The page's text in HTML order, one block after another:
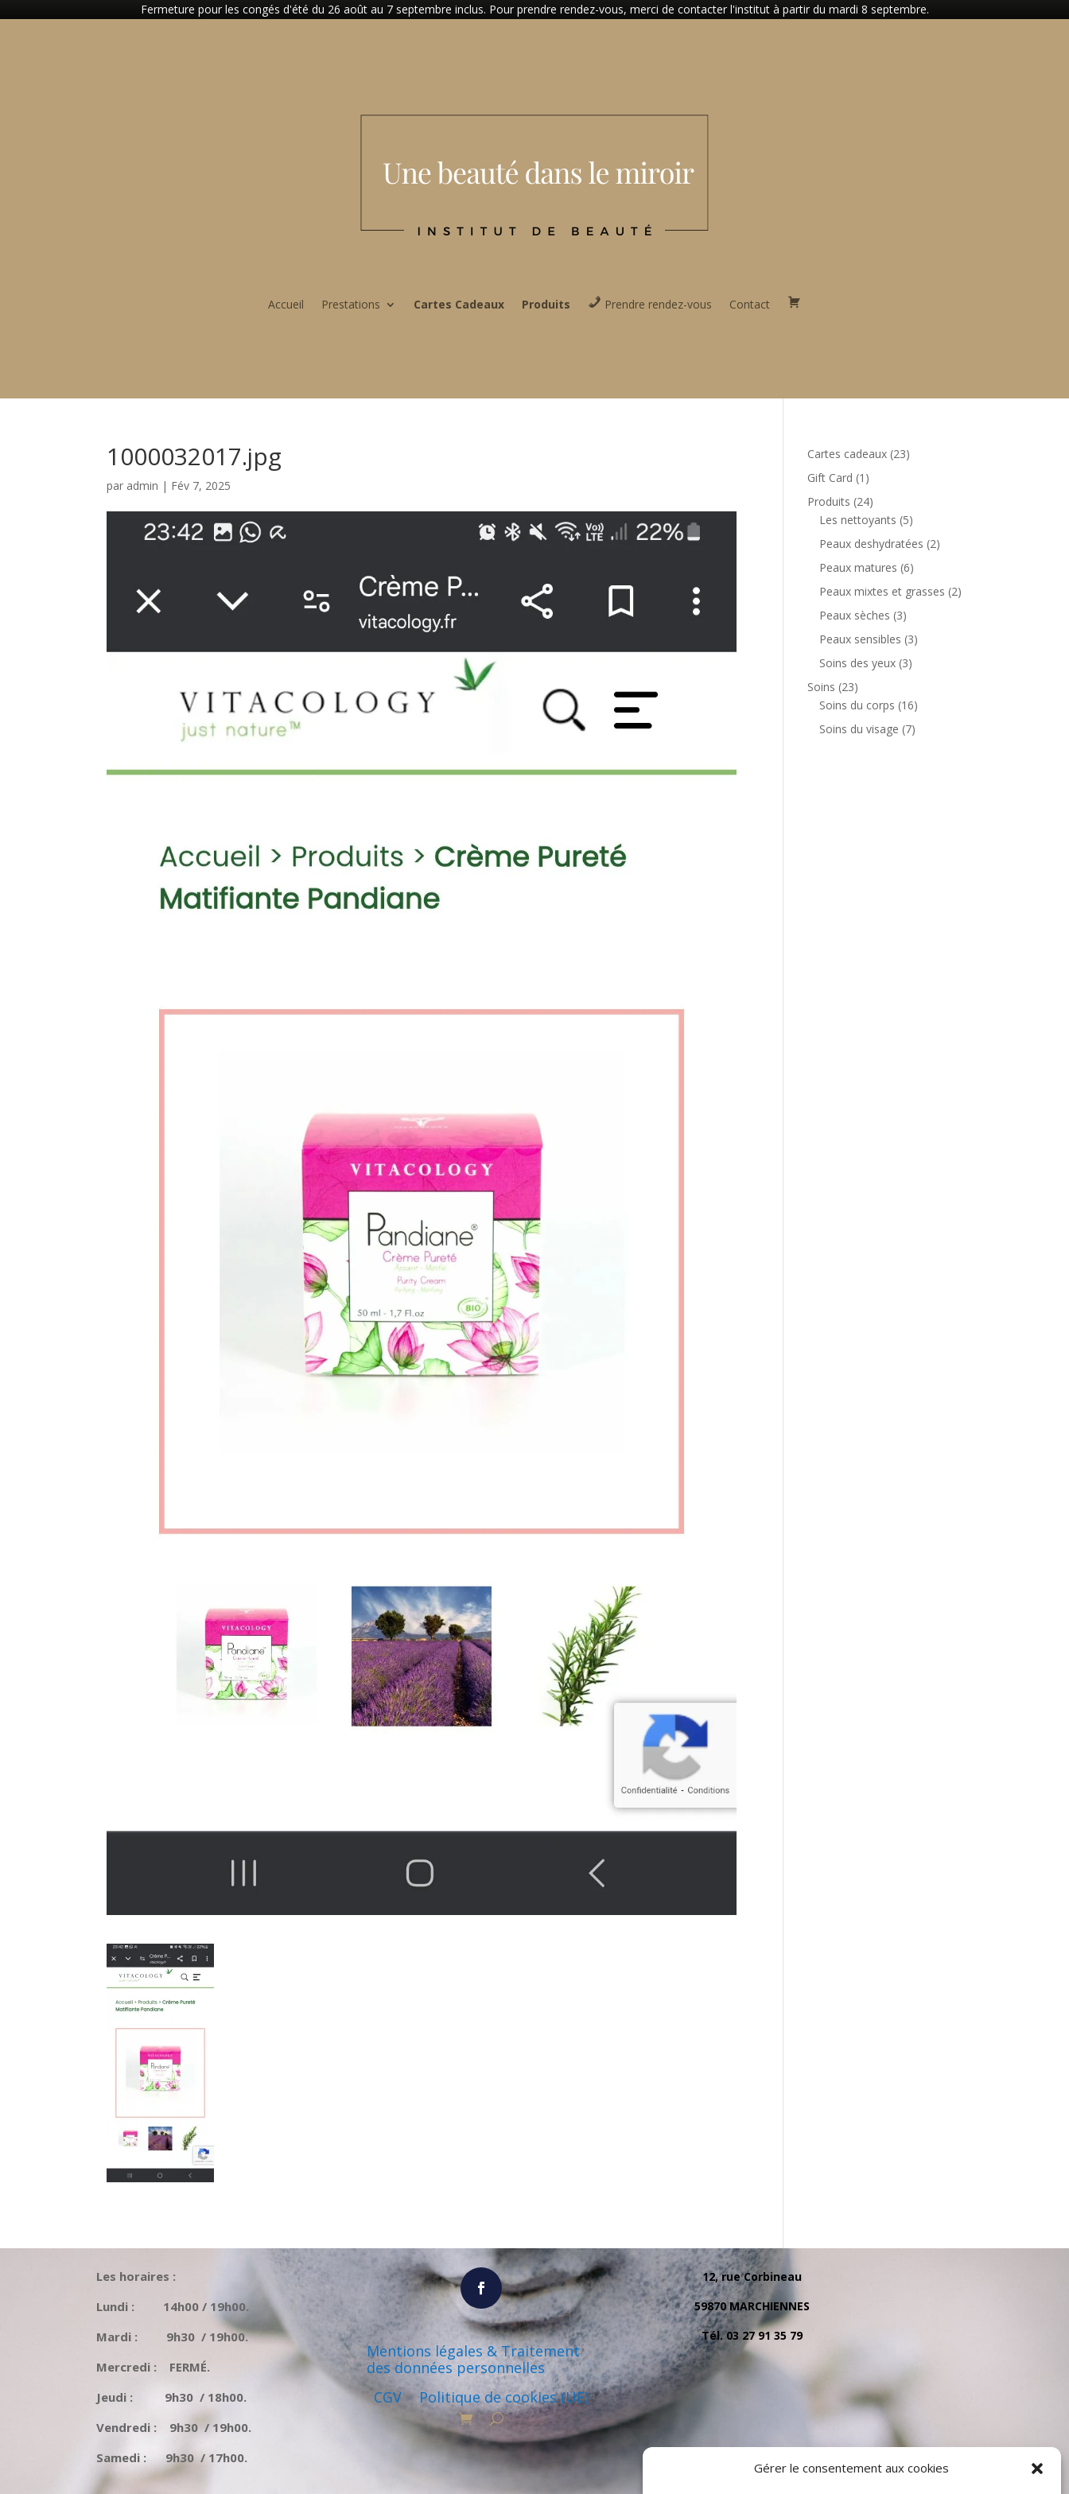
Gérer le consentement aux cookies
Fermeture pour les congés d'été du 26 août au 7 septembre inclus. Pour prendre rendez-vous, merci de contacter l'institut à partir du mardi 8 septembre.
Accueil Prestations Cartes Cadeaux Produits Prendre rendez-vous Contact Panier
1000032017.jpg
par admin | Fév 7, 2025
Cartes cadeaux 2323
Gift Card 1 1
produit
Produits 2424
produits
Les nettoyants 55
produits
Peaux deshydratées 22
Peaux matures 66
produits
Peaux mixtes et grasses 22
Peaux sèches 33
produits
Peaux sensibles 33
Soins des yeux 33
Soins 2323
produits
Soins du corps 1616
produits
Soins du visage 77
Les horaires :
Lundi : 14h00 / 19h00.
Mardi : 9h30 / 19h00.
Mercredi : FERMÉ.
Jeudi : 9h30 / 18h00.
Vendredi : 9h30 / 19h00.
Samedi : 9h30 / 17h00.
Mentions légales & Traitement
des données personnelles
CGV
Politique de cookies (UE)
12, rue Corbineau
59870 MARCHIENNES
Tél. 03 27 91 35 79